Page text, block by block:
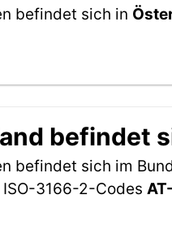
befindet sich in
befindet
befindet sich im
3166-2-Codes